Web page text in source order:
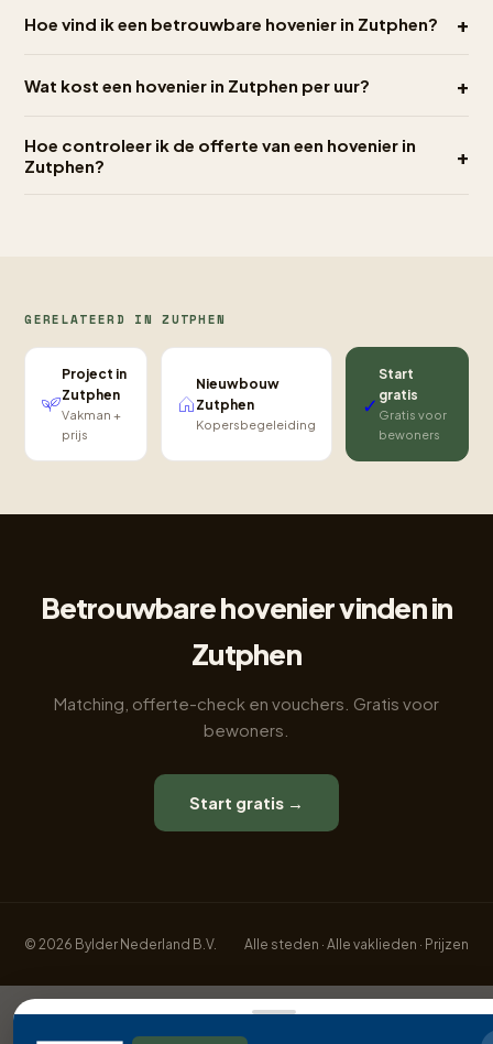
Hoe vind ik een betrouwbare hovenier in Zutphen? +
Wat kost een hovenier in Zutphen per uur? +
Hoe controleer ik de offerte van een hovenier in
Zutphen?
+
GERELATEERD IN ZUTPHEN
Project in
Zutphen
Vakman +
prijs
Nieuwbouw
Zutphen
Kopersbegeleiding
✓
Start
gratis
Gratis voor
bewoners
Betrouwbare hovenier vinden in
Zutphen
Matching, offerte-check en vouchers. Gratis voor
bewoners.
Start gratis →
© 2026 Bylder Nederland B.V. Alle steden · Alle vaklieden · Prijzen